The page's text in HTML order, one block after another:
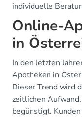
individuelle
Online-
in
In den letzten
Apotheken in
Dieser Trend wird
zeitlichen
begünstigt.